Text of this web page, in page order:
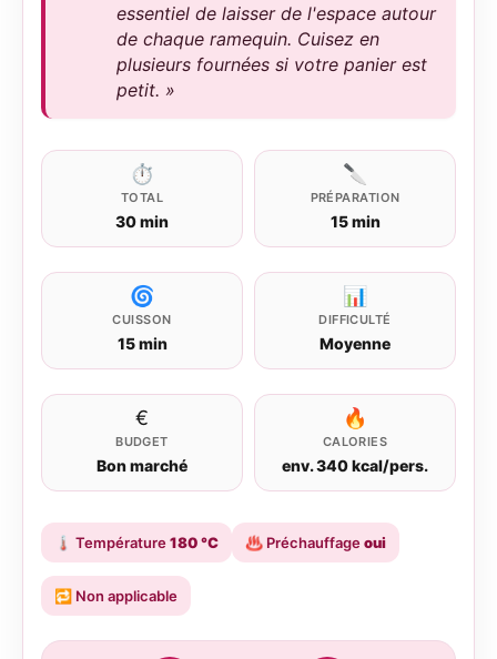
essentiel de laisser de l'espace autour
de chaque ramequin. Cuisez en
plusieurs fournées si votre panier est
petit. »
⏱
TOTAL
30 min
🔪
PRÉPARATION
15 min
🌀
CUISSON
15 min
📊
DIFFICULTÉ
Moyenne
€
BUDGET
Bon marché
🔥
CALORIES
env. 340 kcal/pers.
🌡️ Température180 °C ♨️ Préchauffageoui
🔁 Non applicable